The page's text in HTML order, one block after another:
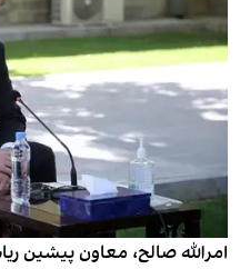
امرالله صالح، معاون پیشین